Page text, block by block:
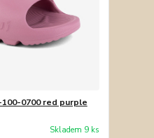
0700 red purple
Skladem 9 ks